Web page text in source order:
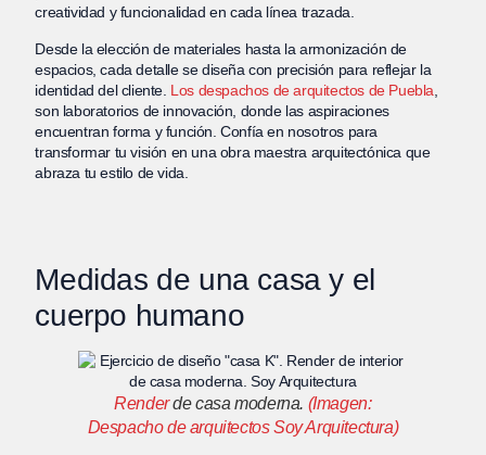
creatividad y funcionalidad en cada línea trazada.
Desde la elección de materiales hasta la armonización de
espacios, cada detalle se diseña con precisión para reflejar la
identidad del cliente. Los despachos de arquitectos de Puebla
son laboratorios de innovación, donde las aspiraciones
encuentran forma y función. Confía en nosotros para
transformar tu visión en una obra maestra arquitectónica que
abraza tu estilo de vida.
Medidas de una casa y el
cuerpo humano
Renderde casa moderna. (Imagen:
Despacho de arquitectos Soy Arquitectura)